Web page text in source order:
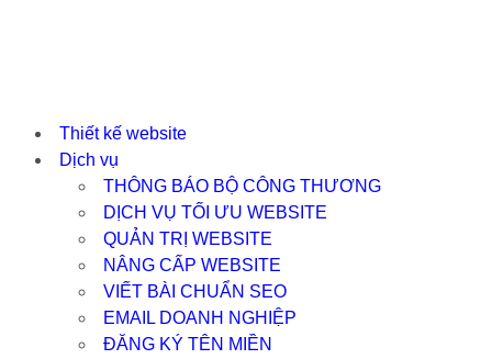
Thiết kế website
Dịch vụ
THÔNG BÁO BỘ CÔNG THƯƠNG
DỊCH VỤ TỐI ƯU WEBSITE
QUẢN TRỊ WEBSITE
NÂNG CẤP WEBSITE
VIẾT BÀI CHUẨN SEO
EMAIL DOANH NGHIỆP
ĐĂNG KÝ TÊN MIỀN